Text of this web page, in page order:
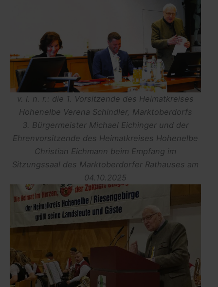
v. l. n. r.: die 1. Vorsitzende des Heimatkreises
Hohenelbe Verena Schindler, Marktoberdorfs
3. Bürgermeister Michael Eichinger und der
Ehrenvorsitzende des Heimatkreises Hohenelbe
Christian Eichmann beim Empfang im
Sitzungssaal des Marktoberdorfer Rathauses am
04.10.2025